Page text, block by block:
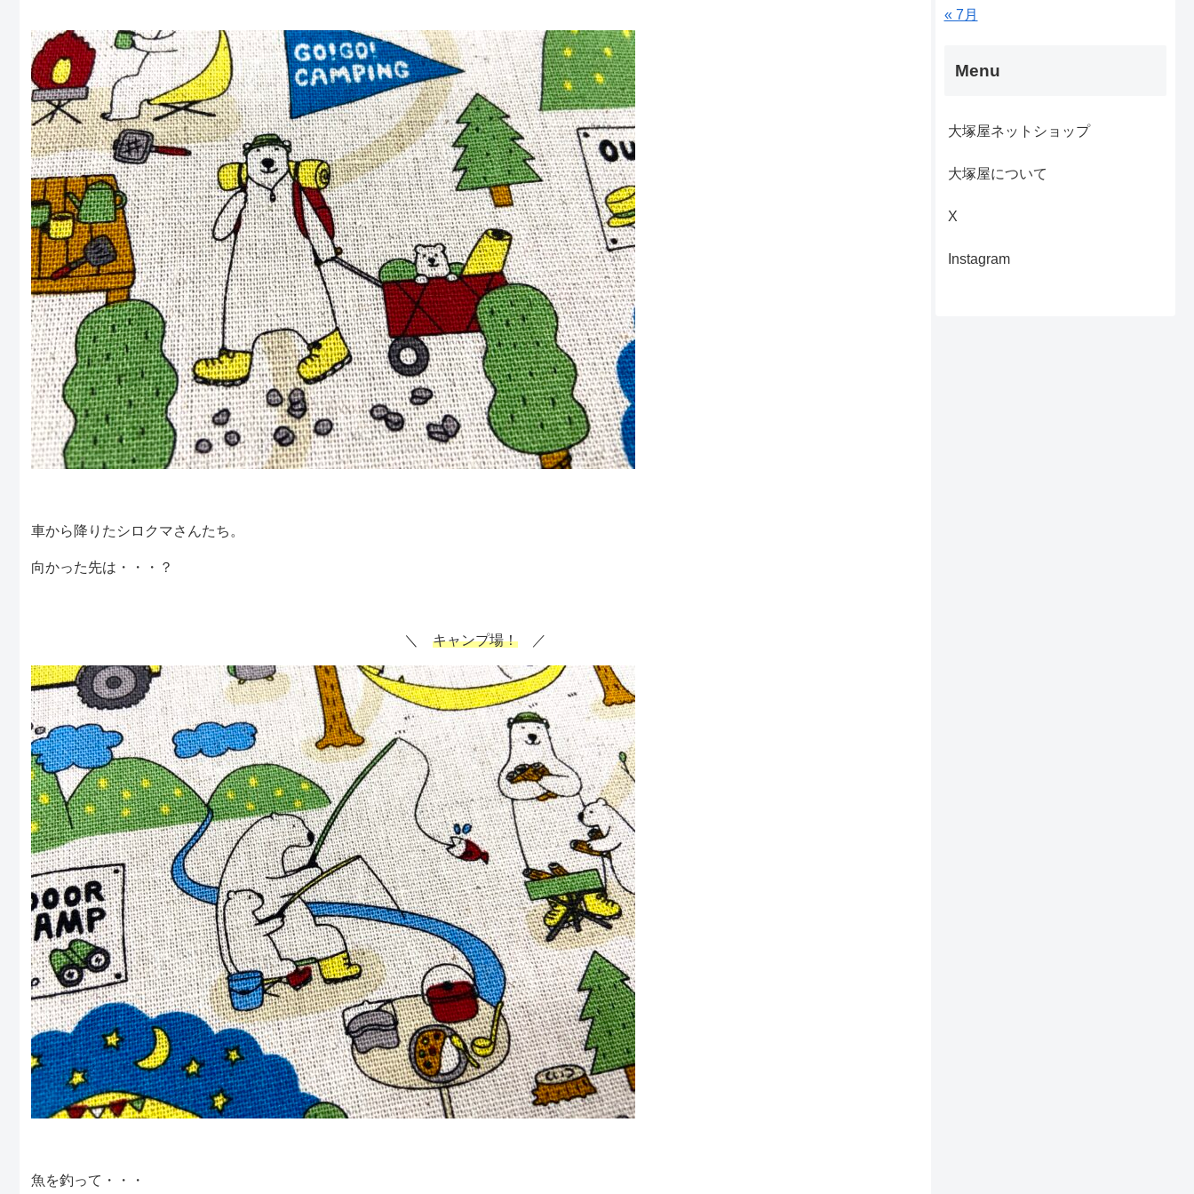
車から降りたシロクマさんたち。
向かった先は・・・？
＼ キャンプ場！／
魚を釣って・・・
« 7月
Menu
大塚屋ネットショップ
大塚屋について
X
Instagram